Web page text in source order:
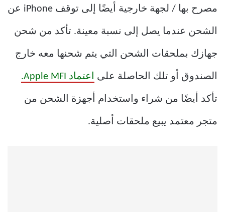
مصرح بها / لجهة خارجية أيضًا إلى توقف iPhone عن
الشحن عندما يصل إلى نسبة معينة. تأكد من شحن
جهازك بملحقات الشحن التي يتم شحنها معه خارج
الصندوق أو تلك الحاصلة على اعتماد Apple MFI.
تأكد أيضًا من شراء واستخدام أجهزة الشحن من
متجر معتمد يبيع ملحقات أصلية.